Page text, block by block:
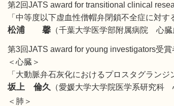
第2回JATS award for transitional clinical
「中等度以下虚血性僧帽弁閉鎖不全症に対
松浦 馨 （千葉大学医学部附属病院 心
第3回JATS award for young investigators受賞
＜心臓＞
「大動脈弁石灰化におけるプロスタグラン
坂上 倫久 （愛媛大学大学院医学系研究科
＜肺＞